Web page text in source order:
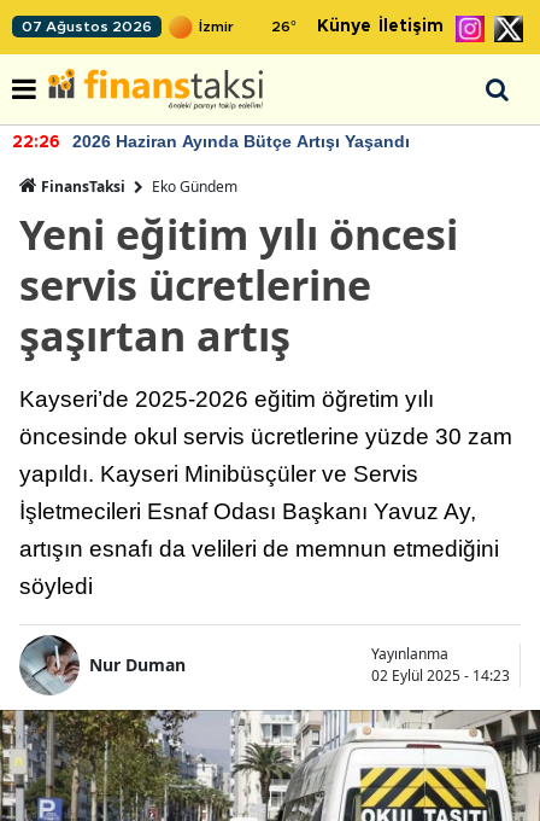
07 Ağustos 2026 26° Künye İletişim
22:26 2026 Haziran Ayında Bütçe Artışı Yaşandı
FinansTaksi Eko Gündem
Yeni eğitim yılı öncesi
servis ücretlerine
şaşırtan artış
Kayseri’de 2025-2026 eğitim öğretim yılı
öncesinde okul servis ücretlerine yüzde 30 zam
yapıldı. Kayseri Minibüsçüler ve Servis
İşletmecileri Esnaf Odası Başkanı Yavuz Ay,
artışın esnafı da velileri de memnun etmediğini
söyledi
Nur Duman
Yayınlanma
02 Eylül 2025 - 14:23